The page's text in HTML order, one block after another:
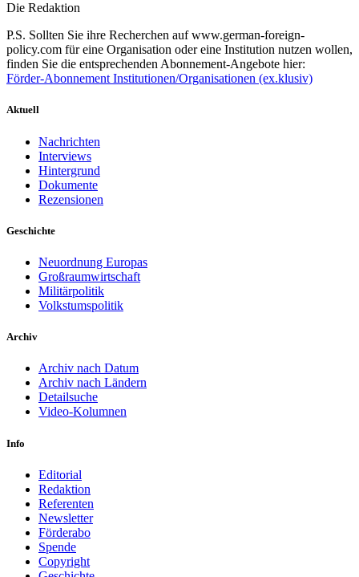
Die Redaktion
P.S. Sollten Sie ihre Recherchen auf www.german-foreign-
policy.com für eine Organisation oder eine Institution nutzen wollen,
finden Sie die entsprechenden Abonnement-Angebote hier:
Förder-Abonnement Institutionen/Organisationen (ex.klusiv)
Aktuell
Nachrichten
Interviews
Hintergrund
Dokumente
Rezensionen
Geschichte
Neuordnung Europas
Großraumwirtschaft
Militärpolitik
Volkstumspolitik
Archiv
Archiv nach Datum
Archiv nach Ländern
Detailsuche
Video-Kolumnen
Info
Editorial
Redaktion
Referenten
Newsletter
Förderabo
Spende
Copyright